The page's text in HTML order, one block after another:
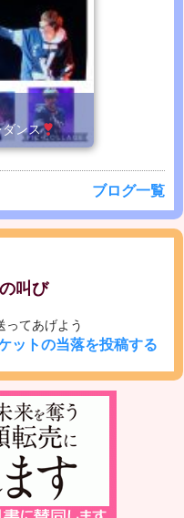
ンス
ブログ一覧
叫び
てあげよう
ットの当落を投稿する